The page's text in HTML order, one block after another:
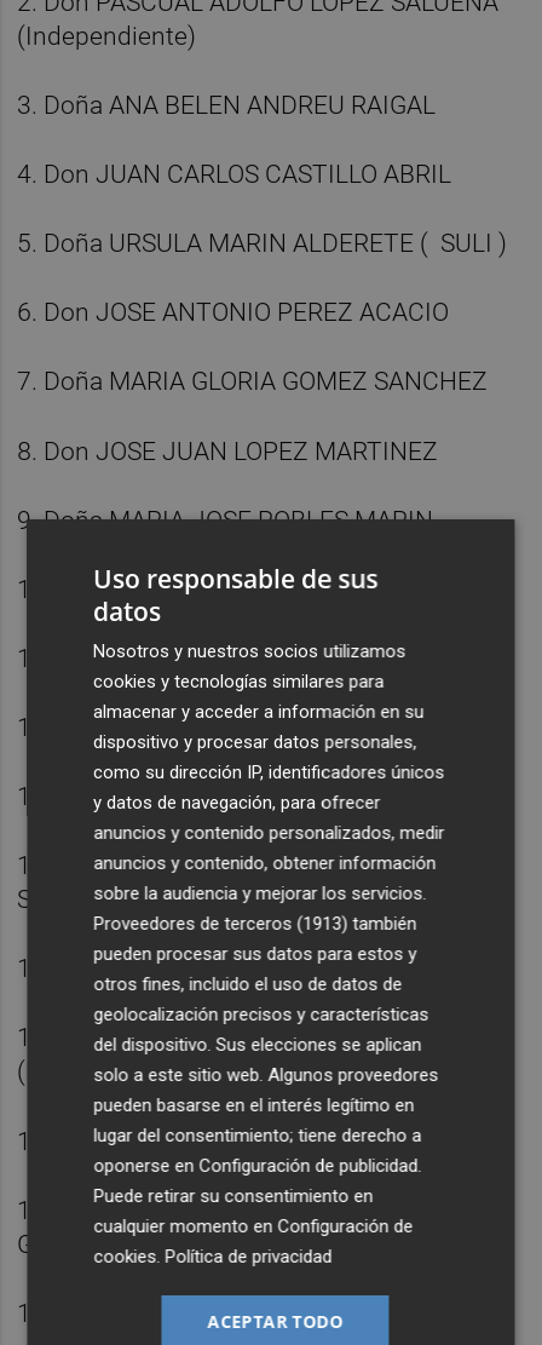
(Independiente)
3. Doña ANA BELEN ANDREU RAIGAL
4. Don JUAN CARLOS CASTILLO ABRIL
5. Doña URSULA MARIN ALDERETE ( SULI )
6. Don JOSE ANTONIO PEREZ ACACIO
7. Doña MARIA GLORIA GOMEZ SANCHEZ
8. Don JOSE JUAN LOPEZ MARTINEZ
9. Doña MARIA JOSE ROBLES MARIN
10. Don CARLOS CORONADO GUIRAO
11. Doña JOSEFA MARTINEZ ASTURIANO
12. Don ANTONIO GARCIA PEREZ
13. Doña MARTA CABALLERO ZAMORA
14. Doña BRIGGETTE DEL CARMEN RUEDA
SARANGO
15. Don ISIDRO CASTAÑO DE GEA
16. Doña LIDIA SANCHEZ MARTINEZ
(MARCO)
17. Doña MARISOL MONTERO MEDINA
18. Doña MARIA DEL MAR SANCHEZ
GONZALEZ
19. Don JOSE ANTONIO BRUNO NAVARRO
Uso responsable de sus
datos
Nosotros y nuestros socios utilizamos
cookies y tecnologías similares para
almacenar y acceder a información en su
dispositivo y procesar datos personales,
como su dirección IP, identificadores únicos
y datos de navegación, para ofrecer
anuncios y contenido personalizados, medir
anuncios y contenido, obtener información
sobre la audiencia y mejorar los servicios.
Proveedores de terceros (1913) también
pueden procesar sus datos para estos y
otros fines, incluido el uso de datos de
geolocalización precisos y características
del dispositivo. Sus elecciones se aplican
solo a este sitio web. Algunos proveedores
pueden basarse en el interés legítimo en
lugar del consentimiento; tiene derecho a
oponerse enConfiguración de publicidad.
Puede retirar su consentimiento en
cualquier momento enConfiguración de
cookies.Política de privacidad
ACEPTAR TODO